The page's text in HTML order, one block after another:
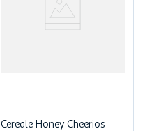
Cereale Honey Cheerios